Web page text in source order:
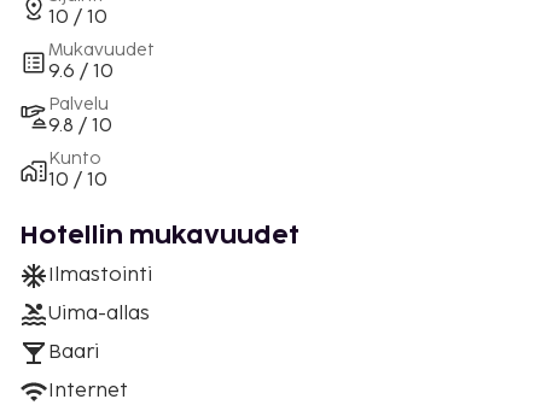
10 / 10
Mukavuudet
9.6 / 10
Palvelu
9.8 / 10
Kunto
10 / 10
Hotellin mukavuudet
Ilmastointi
Uima-allas
Baari
Internet